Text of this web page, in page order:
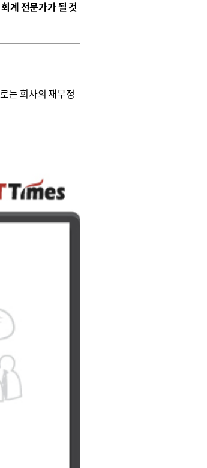
계 전문가가 될 것
는 회사의 재무정